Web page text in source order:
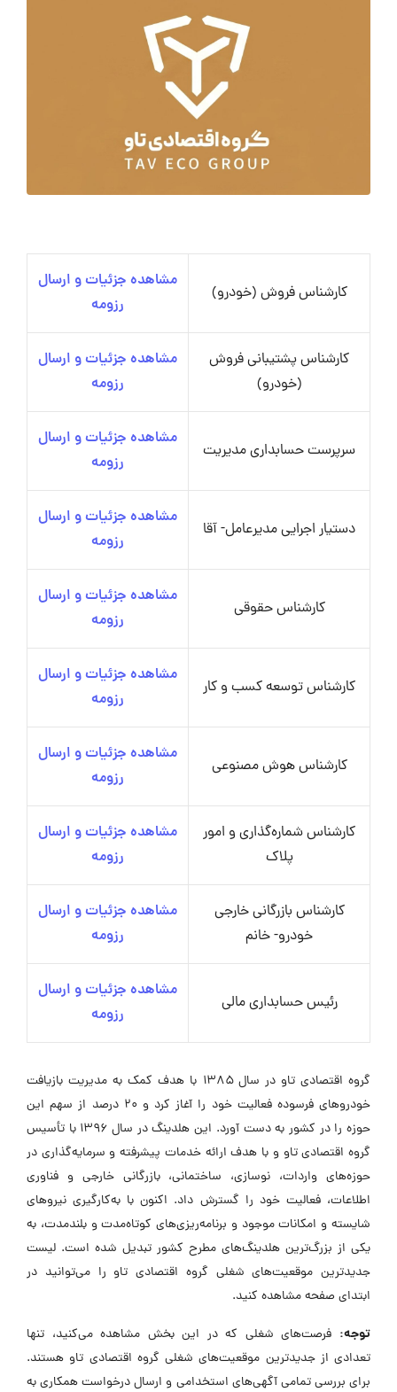
کارشناس فروش (خودرو)
مشاهده جزئیات و ارسال
رزومه
کارشناس پشتیبانی فروش
(خودرو)
مشاهده جزئیات و ارسال
رزومه
سرپرست حسابداری مدیریت
مشاهده جزئیات و ارسال
رزومه
دستیار اجرایی مدیرعامل- آقا
مشاهده جزئیات و ارسال
رزومه
کارشناس حقوقی
مشاهده جزئیات و ارسال
رزومه
کارشناس توسعه کسب و کار
مشاهده جزئیات و ارسال
رزومه
کارشناس هوش مصنوعی
مشاهده جزئیات و ارسال
رزومه
کارشناس شماره‌گذاری و امور
پلاک
مشاهده جزئیات و ارسال
رزومه
کارشناس بازرگانی خارجی
خودرو- خانم
مشاهده جزئیات و ارسال
رزومه
رئیس حسابداری مالی
مشاهده جزئیات و ارسال
رزومه
گروه اقتصادی تاو در سال ۱۳۸۵ با هدف کمک به مدیریت بازیافت
خودروهای فرسوده فعالیت خود را آغاز کرد و ۲۰ درصد از سهم این
حوزه را در کشور به دست آورد. این هلدینگ در سال ۱۳۹۶ با تأسیس
گروه اقتصادی تاو و با هدف ارائه خدمات پیشرفته و سرمایه‌گذاری در
حوزه‌های واردات، نوسازی، ساختمانی، بازرگانی خارجی و فناوری
اطلاعات، فعالیت خود را گسترش داد. اکنون با به‌کارگیری نیروهای
شایسته و امکانات موجود و برنامه‌ریزی‌های کوتاه‌مدت و بلندمدت، به
یکی از بزرگ‌ترین هلدینگ‌های مطرح کشور تبدیل شده است. لیست
جدیدترین موقعیت‌های شغلی گروه اقتصادی تاو را می‌توانید در
ابتدای صفحه مشاهده کنید.
توجه: فرصت‌های شغلی که در این بخش مشاهده می‌کنید، تنها
تعدادی از جدیدترین موقعیت‌های شغلی گروه اقتصادی تاو هستند.
برای بررسی تمامی آگهی‌های استخدامی و ارسال درخواست همکاری به